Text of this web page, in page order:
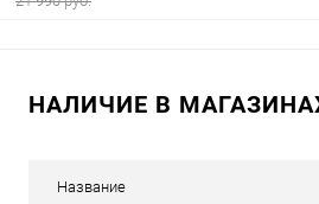
НАЛИЧИЕ В
Название